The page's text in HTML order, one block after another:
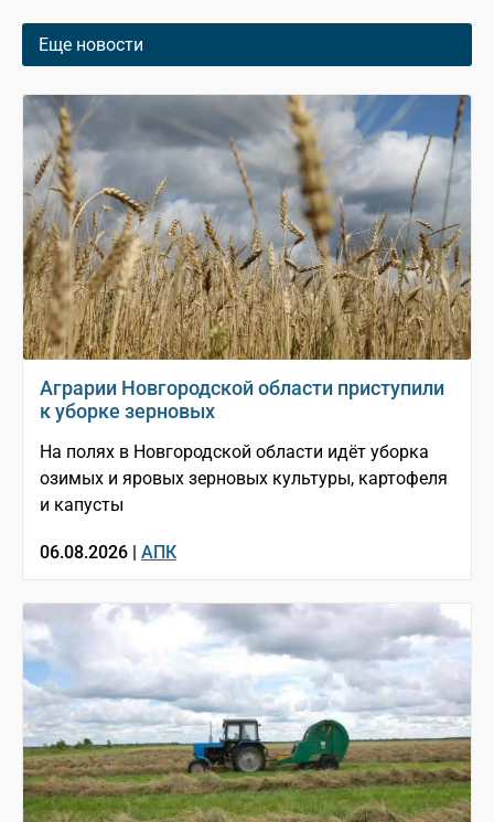
Еще новости
Аграрии Новгородской области приступили
к уборке зерновых
На полях в Новгородской области идёт уборка
озимых и яровых зерновых культуры, картофеля
и капусты
06.08.2026 | АПК